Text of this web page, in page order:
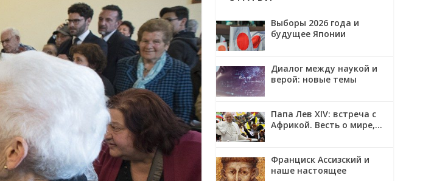
Выборы 2026 года и
будущее Японии
Диалог между наукой и
верой: новые темы
Папа Лев XIV: встреча с
Африкой. Весть о мире,
Франциск Ассизский и
наше настоящее